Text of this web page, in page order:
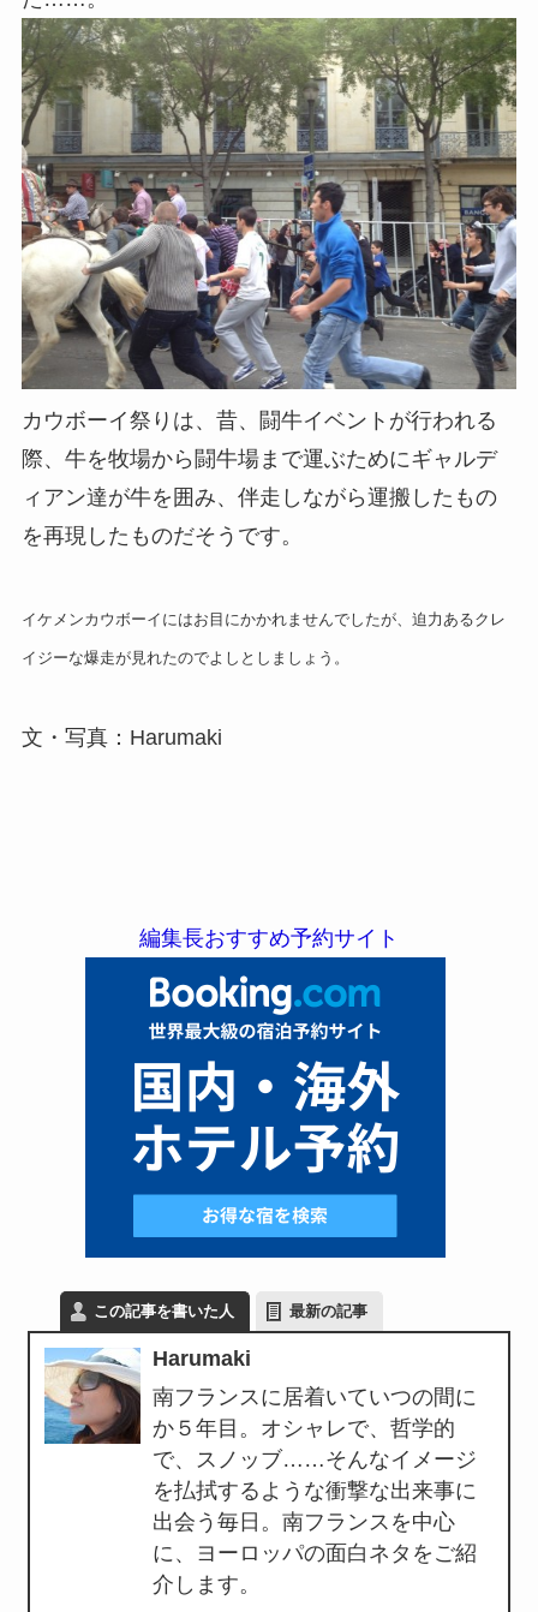
カウボーイ祭りは、昔、
闘牛イベントが行われる
際、牛を牧場から闘牛場まで運ぶためにギャルデ
ィアン達が牛を囲み、伴走しながら運搬したもの
を再現したものだそうです。
イケメンカウボーイにはお目にかかれませんでしたが、迫力あるクレ
イジーな爆走が見れたのでよしとしましょう。
文・写真：Harumaki
編集長おすすめ予約サイト
この記事を書いた人 最新の記事
Harumaki
南フランスに居着いていつの間に
か５年目。オシャレで、哲学的
で、スノッブ……そんなイメージ
を払拭するような衝撃な出来事に
出会う毎日。南フランスを中心
に、ヨーロッパの面白ネタをご紹
介します。